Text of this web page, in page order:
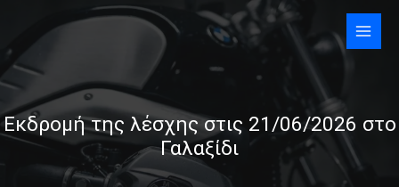
content
Εκδρομή της λέσχης στις 21/06/2026 στο
Γαλαξίδι